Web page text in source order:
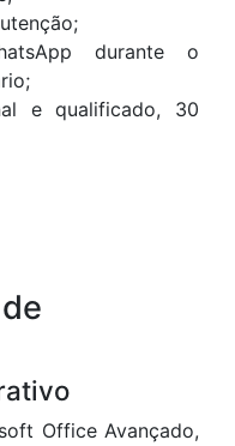
durante o
e qualificado, 30
Office Avançado,